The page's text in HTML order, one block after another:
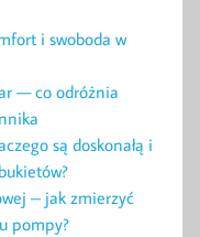
i swoboda w
— co odróżnia
są doskonałą i
– jak zmierzyć
pompy?